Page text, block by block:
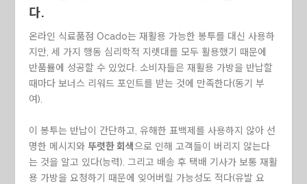
다.
온라인 식료품점 Ocado는 재활용 가능한 봉투를 대신 사용하
지만, 세 가지 행동 심리학적 지렛대를 모두 활용했기 때문에
반품률에 성공할 수 있었다. 소비자들은 재활용 가방을 반납할
때마다 보너스 리워드 포인트를 받는 것에 만족한다(동기 부
여).
이 봉투는 반납이 간단하고, 유해한 표백제를 사용하지 않아 선
명한 메시지와 뚜렷한 회색으로 인해 고객들이 버리지 않는다
는 것을 알고 있다(능력). 그리고 배송 후 택배 기사가 보통 재활
용 가방을 요청하기 때문에 잊어버릴 가능성도 적다(유발 요